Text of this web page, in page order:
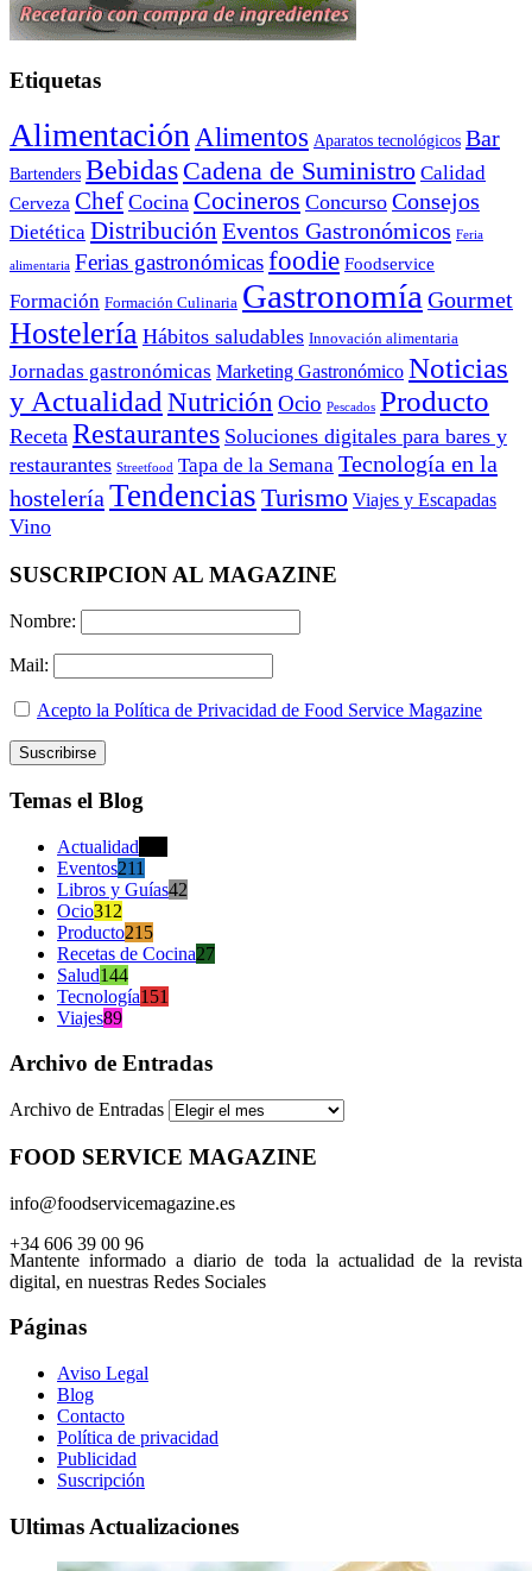
Etiquetas
Alimentación Alimentos Aparatos tecnológicos Bar
Bartenders Bebidas Cadena de Suministro Calidad
Cerveza Chef Cocina Cocineros Concurso Consejos
Dietética Distribución Eventos Gastronómicos Feria
alimentaria Ferias gastronómicasfoodie Foodservice
Formación Formación Culinaria Gastronomía Gourmet
Hostelería Hábitos saludables Innovación alimentaria
Jornadas gastronómicas Marketing Gastronómico Noticias
y Actualidad Nutrición Ocio Pescados Producto
Receta Restaurantes Soluciones digitales para bares y
restaurantes Streetfood Tapa de la Semana Tecnología en la
hostelería Tendencias Turismo Viajes y Escapadas
Vino
SUSCRIPCION AL MAGAZINE
Nombre:
Mail:
Acepto la Política de Privacidad de Food Service Magazine
Temas el Blog
Actualidad
Eventos211
Libros y Guías42
Ocio312
Producto215
Recetas de Cocina27
Salud144
Tecnología151
Viajes89
Archivo de Entradas
Archivo de Entradas
FOOD SERVICE MAGAZINE
info@foodservicemagazine.es
+34 606 39 00 96
Mantente informado a diario de toda la actualidad de la revista
digital, en nuestras Redes Sociales
Páginas
Aviso Legal
Blog
Contacto
Política de privacidad
Publicidad
Suscripción
Ultimas Actualizaciones